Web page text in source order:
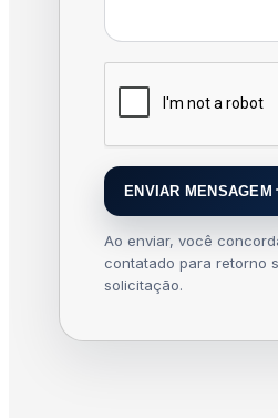
ENVIAR MENSAGEM
Ao enviar, você
contatado para retorno
solicitação.